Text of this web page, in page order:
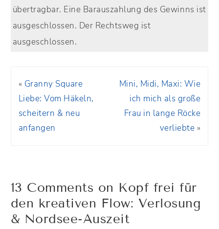
übertragbar. Eine Barauszahlung des Gewinns ist
ausgeschlossen. Der Rechtsweg ist
ausgeschlossen.
« Granny Square
Liebe: Vom Häkeln,
scheitern & neu
anfangen
Mini, Midi, Maxi: Wie
ich mich als große
Frau in lange Röcke
verliebte »
13 Comments on Kopf frei für
den kreativen Flow: Verlosung
& Nordsee-Auszeit